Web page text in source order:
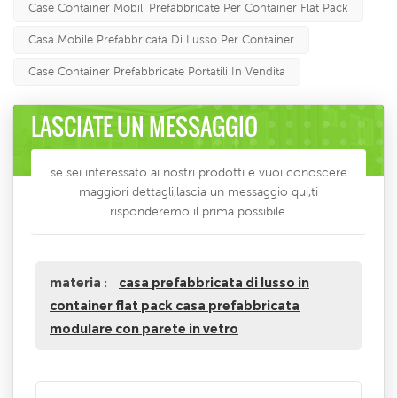
Case Container Mobili Prefabbricate Per Container Flat Pack
Casa Mobile Prefabbricata Di Lusso Per Container
Case Container Prefabbricate Portatili In Vendita
LASCIATE UN MESSAGGIO
se sei interessato ai nostri prodotti e vuoi conoscere
maggiori dettagli,lascia un messaggio qui,ti
risponderemo il prima possibile.
materia :
casa prefabbricata di lusso in
container flat pack casa prefabbricata
modulare con parete in vetro